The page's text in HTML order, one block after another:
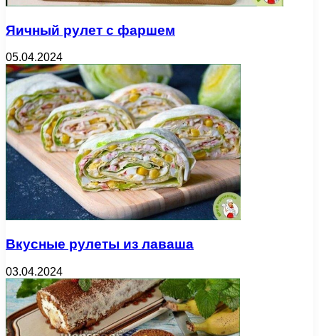
Яичный рулет с фаршем
05.04.2024
Вкусные рулеты из лаваша
03.04.2024